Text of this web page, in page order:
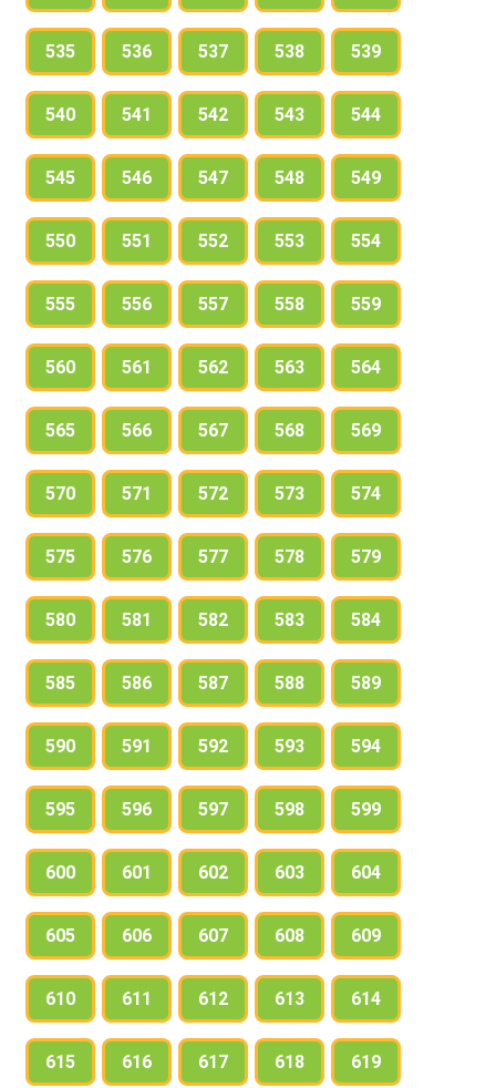
535 536 537 538 539
540 541 542 543 544
545 546 547 548 549
550 551 552 553 554
555 556 557 558 559
560 561 562 563 564
565 566 567 568 569
570 571 572 573 574
575 576 577 578 579
580 581 582 583 584
585 586 587 588 589
590 591 592 593 594
595 596 597 598 599
600 601 602 603 604
605 606 607 608 609
610 611 612 613 614
615 616 617 618 619